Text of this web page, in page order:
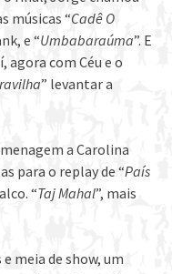
músicas “Cadê O
e “Umbabaraúma”. E
com Céu e o
” levantar a
a Carolina
para o replay de “País
“Taj Mahal”, mais
meia de show, um